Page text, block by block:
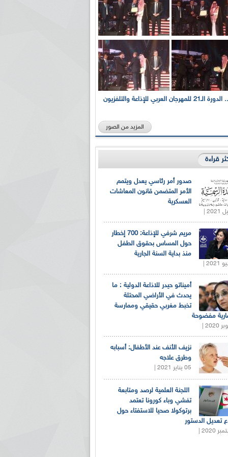
بالصور... الدورة الـ21 للمهرجان العربي للإذاعة والتلفزيون
المزيد من الصور
قراءة
صدور أمر رئاسي يعدل ويتمم
الأمر المتضمن قانون المعاشات
العسكرية
مريم شرفي للإذاعة: 700 إخطار
حول المساس بحقوق الطفل
منذ بداية السنة الجارية
أميناتو حيدر للاذاعة الدولية : ما
يحدث في الأراضي المحتلة
تخبط مغربي حقيقي وممارسة
مفضوحة
نزيف الأنف عند الأطفال: أسبابه
وطرق علاجه
05 يناير 2021 |
اللجنة العلمية لرصد ومتابعة
تفشي وباء كورونا تعتمد
برتوكولا صحيا للاستفتاء حول
تعديل الدستور